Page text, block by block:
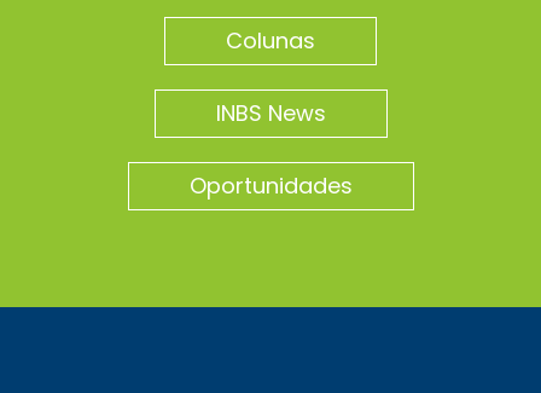
Colunas
INBS News
Oportunidades